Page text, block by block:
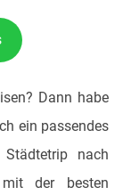
Dann habe
ein passendes
nach
der besten